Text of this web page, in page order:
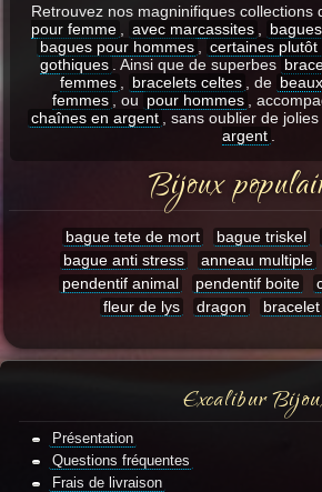
Retrouvez nos magninifiques collections
pour femme
avec marcassites
bagues pour hommes
certaines plutôt
gothiques
. Ainsi que de superbes
femmes
bracelets celtes , de
femmes
, ou pour hommes
,
chaînes en argent
, sans oublier de jolies
argent
Bijoux
bague tete de mort bague triskel
bague anti stress
anneau multiple
pendentif animal
pendentif boite
fleur de lys
dragon
Excalibur
Présentation
Questions fréquentes
Frais de livraison